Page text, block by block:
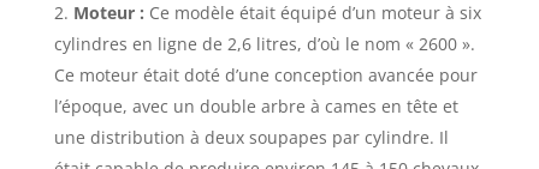
Moteur : Ce modèle était équipé d’un moteur à six
cylindres en ligne de 2,6 litres, d’où le nom « 2600 ».
Ce moteur était doté d’une conception avancée pour
l’époque, avec un double arbre à cames en tête et
une distribution à deux soupapes par cylindre. Il